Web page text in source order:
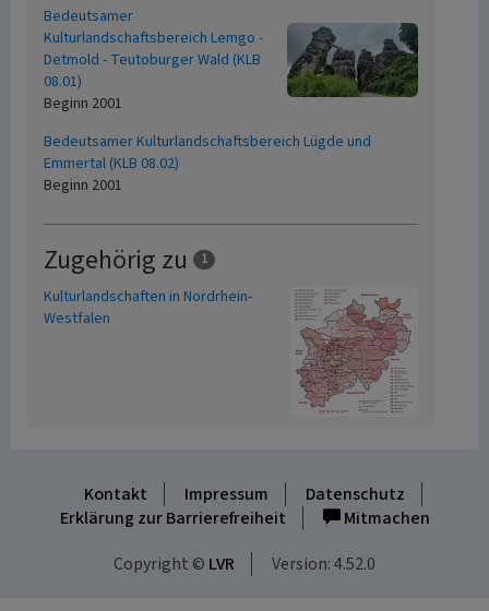
Bedeutsamer
Kulturlandschaftsbereich Lemgo -
Detmold - Teutoburger Wald (KLB
08.01)
Beginn 2001
Bedeutsamer Kulturlandschaftsbereich Lügde und
Emmertal (KLB 08.02)
Beginn 2001
Zugehörig zu 1
Kulturlandschaften in Nordrhein-
Westfalen
Kontakt Impressum
Datenschutz
Erklärung zur Barrierefreiheit
Mitmachen
Copyright © LVR Version: 4.52.0